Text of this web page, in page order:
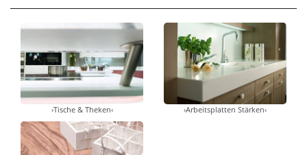
›Tische & Theken‹ ›Arbeitsplatten Stärken‹